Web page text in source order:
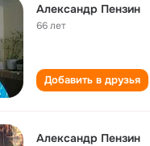
Александр Пензин
66 лет
Добавить в друзья
Александр Пензин